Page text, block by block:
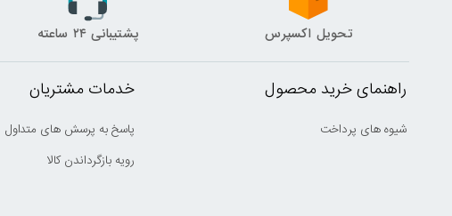
تحویل اکسپرس پشتیبانی ۲۴ ساعته
راهنمای خرید محصول
شیوه های پرداخت
خدمات مشتریان
پاسخ به پرسش های متداول
رویه بازگرداندن کالا